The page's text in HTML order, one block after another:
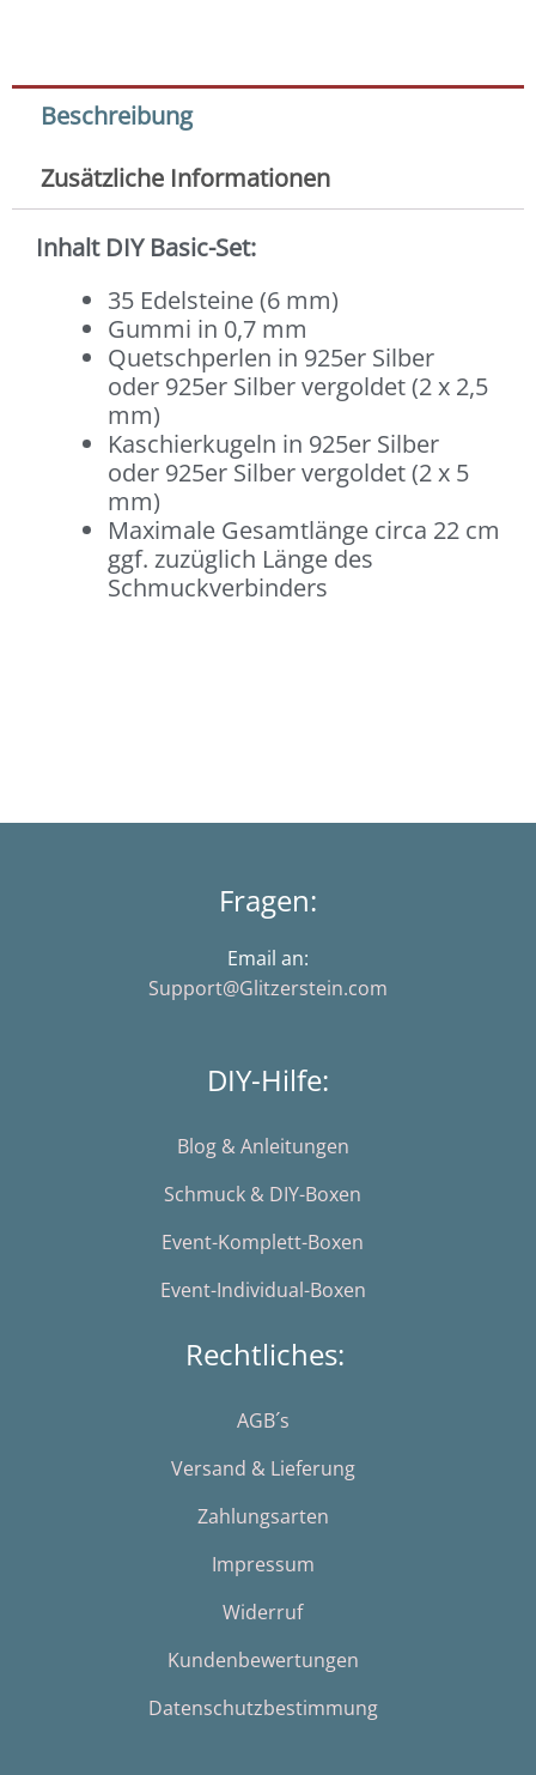
Beschreibung
Zusätzliche Informationen
Inhalt DIY Basic-Set:
35 Edelsteine (6 mm)
Gummi in 0,7 mm
Quetschperlen in 925er Silber
oder 925er Silber vergoldet (2 x 2,5
mm)
Kaschierkugeln in 925er Silber
oder 925er Silber vergoldet (2 x 5
mm)
Maximale Gesamtlänge circa 22 cm
ggf. zuzüglich Länge des
Schmuckverbinders
Fragen:
Email an:
Support@Glitzerstein.com
DIY-Hilfe:
Blog & Anleitungen
Schmuck & DIY-Boxen
Event-Komplett-Boxen
Event-Individual-Boxen
Rechtliches:
AGB´s
Versand & Lieferung
Zahlungsarten
Impressum
Widerruf
Kundenbewertungen
Datenschutzbestimmung